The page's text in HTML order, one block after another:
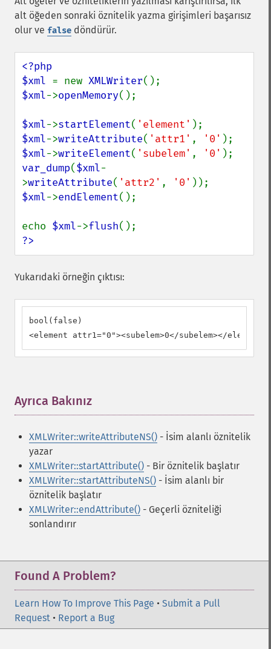
alt öğeden sonraki öznitelik yazma girişimleri başarısız
olur ve false döndürür.
<?php
$xml = new XMLWriter
$xml->openMemory();
$xml->startElement( 'element'
$xml->writeAttribute( 'attr1' , '0'
$xml->writeElement( 'subelem' , '0'
var_dump($xml-
>writeAttribute( 'attr2' , '0'
$xml->endElement();
echo $xml->flush
?>
Yukarıdaki örneğin çıktısı:
bool(false)
<element attr1="0"><subelem>0</subelem></element>
Ayrıca Bakınız
XMLWriter::writeAttributeNS() - İsim alanlı öznitelik
yazar
XMLWriter::startAttribute() - Bir öznitelik başlatır
XMLWriter::startAttributeNS() - İsim alanlı bir
öznitelik başlatır
XMLWriter::endAttribute() - Geçerli özniteliği
sonlandırır
Found A Problem?
Learn How To Improve This Page • Submit a Pull
Request • Report a Bug